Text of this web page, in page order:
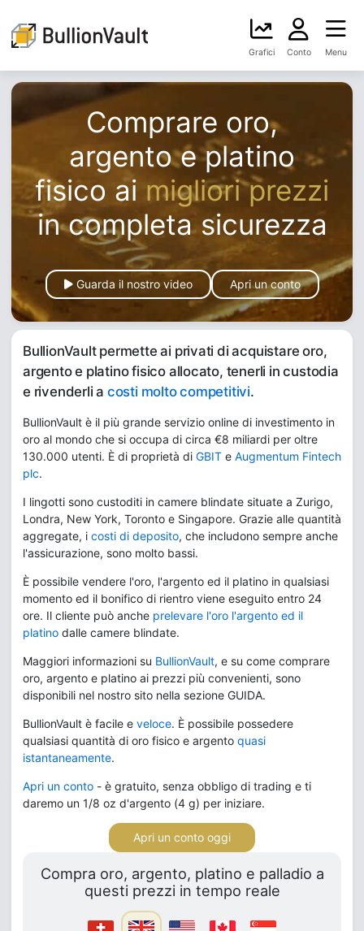
Grafici Conto Menu
Comprare oro,
argento e platino
fisico ai migliori prezzi
in completa sicurezza
Guarda il nostro video Apri un conto
BullionVault permette ai privati di acquistare oro,
argento e platino fisico allocato, tenerli in custodia
e rivenderli a costi molto competitivi.
BullionVault è il più grande servizio online di investimento in
oro al mondo che si occupa di circa €8 miliardi per oltre
130.000 utenti. È di proprietà di GBIT e Augmentum Fintech
plc.
I lingotti sono custoditi in camere blindate situate a Zurigo,
Londra, New York, Toronto e Singapore. Grazie alle quantità
aggregate, i costi di deposito, che includono sempre anche
l'assicurazione, sono molto bassi.
È possibile vendere l'oro, l'argento ed il platino in qualsiasi
momento ed il bonifico di rientro viene eseguito entro 24
ore. Il cliente può anche prelevare l'oro l'argento ed il
platino dalle camere blindate.
Maggiori informazioni su BullionVault, e su come comprare
oro, argento e platino ai prezzi più convenienti, sono
disponibili nel nostro sito nella sezione GUIDA.
BullionVault è facile e veloce. È possibile possedere
qualsiasi quantità di oro fisico e argento quasi
istantaneamente.
Apri un conto - è gratuito, senza obbligo di trading e ti
daremo un 1/8 oz d'argento (4 g) per iniziare.
Apri un conto oggi
Compra oro, argento, platino e palladio a
questi prezzi in tempo reale